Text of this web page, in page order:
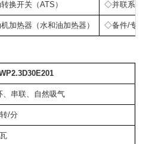
换开关（ATS） ◇并联系统
加热器（水和油加热器） ◇备件/专
、串联、自然吸气
/分